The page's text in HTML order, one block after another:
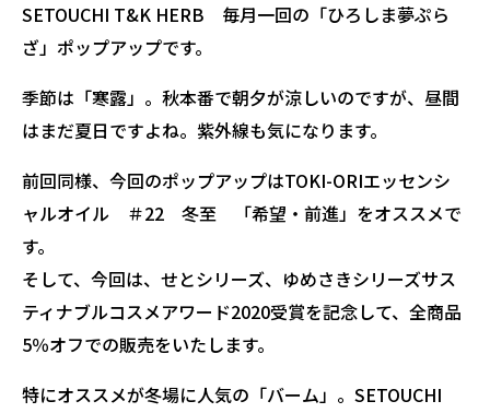
SETOUCHI T&K HERB 毎月一回の「ひろしま夢ぷら
ざ」ポップアップです。
季節は「寒露」。秋本番で朝夕が涼しいのですが、昼間
はまだ夏日ですよね。紫外線も気になります。
前回同様、今回のポップアップはTOKI-ORIエッセンシ
ャルオイル ＃22 冬至 「希望・前進」をオススメで
す。
そして、今回は、せとシリーズ、ゆめさきシリーズサス
ティナブルコスメアワード2020受賞を記念して、全商品
5％オフでの販売をいたします。
特にオススメが冬場に人気の「バーム」。SETOUCHI